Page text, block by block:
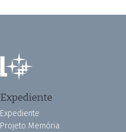
Expediente
Expediente
Projeto Memória